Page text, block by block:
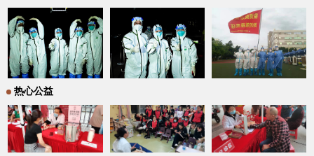
热心公益